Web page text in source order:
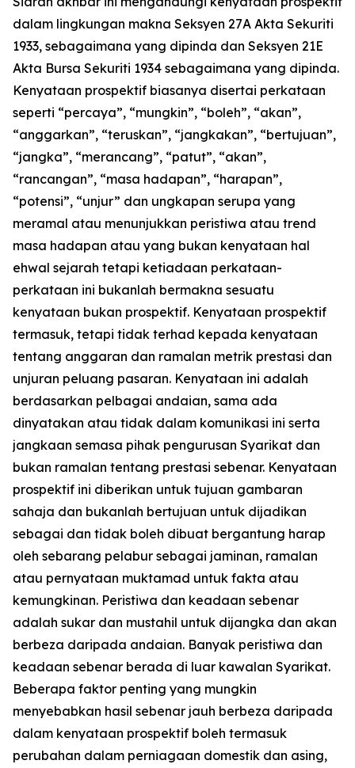
dalam lingkungan makna Seksyen 27A Akta Sekuriti
1933, sebagaimana yang dipinda dan Seksyen 21E
Akta Bursa Sekuriti 1934 sebagaimana yang dipinda.
Kenyataan prospektif biasanya disertai perkataan
seperti “percaya”, “mungkin”, “boleh”, “akan”,
“anggarkan”, “teruskan”, “jangkakan”, “bertujuan”,
“jangka”, “merancang”, “patut”, “akan”,
“rancangan”, “masa hadapan”, “harapan”,
“potensi”, “unjur” dan ungkapan serupa yang
meramal atau menunjukkan peristiwa atau trend
masa hadapan atau yang bukan kenyataan hal
ehwal sejarah tetapi ketiadaan perkataan-
perkataan ini bukanlah bermakna sesuatu
kenyataan bukan prospektif. Kenyataan prospektif
termasuk, tetapi tidak terhad kepada kenyataan
tentang anggaran dan ramalan metrik prestasi dan
unjuran peluang pasaran. Kenyataan ini adalah
berdasarkan pelbagai andaian, sama ada
dinyatakan atau tidak dalam komunikasi ini serta
jangkaan semasa pihak pengurusan Syarikat dan
bukan ramalan tentang prestasi sebenar. Kenyataan
prospektif ini diberikan untuk tujuan gambaran
sahaja dan bukanlah bertujuan untuk dijadikan
sebagai dan tidak boleh dibuat bergantung harap
oleh sebarang pelabur sebagai jaminan, ramalan
atau pernyataan muktamad untuk fakta atau
kemungkinan. Peristiwa dan keadaan sebenar
adalah sukar dan mustahil untuk dijangka dan akan
berbeza daripada andaian. Banyak peristiwa dan
keadaan sebenar berada di luar kawalan Syarikat.
Beberapa faktor penting yang mungkin
menyebabkan hasil sebenar jauh berbeza daripada
dalam kenyataan prospektif boleh termasuk
perubahan dalam perniagaan domestik dan asing,